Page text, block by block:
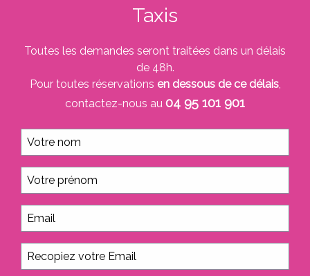
Taxis
Toutes les demandes seront traitées dans un délais
de 48h.
Pour toutes réservations en dessous de ce délais,
contactez-nous au 04 95 101 901